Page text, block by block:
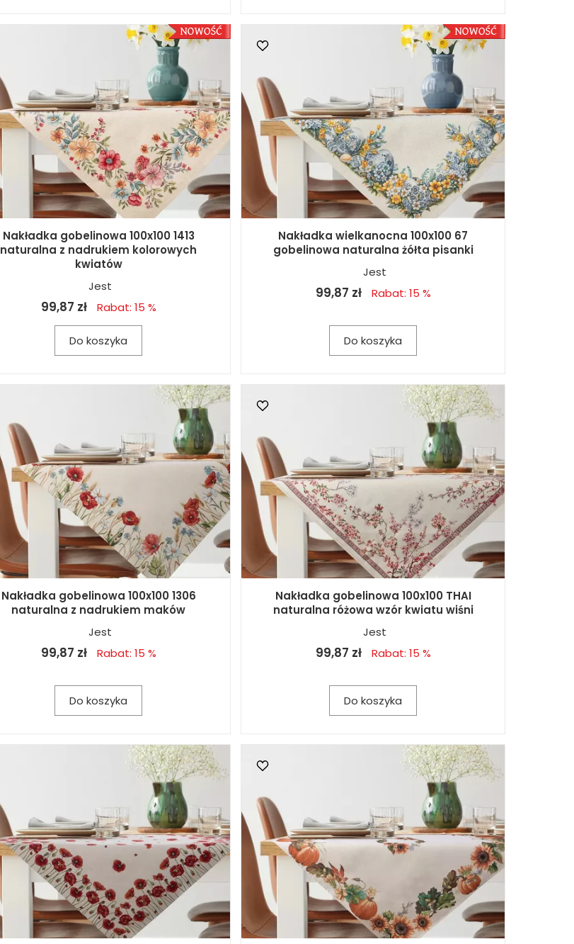
Nakładka gobelinowa 100x100 1413
naturalna z nadrukiem kolorowych
kwiatów
Jest
99,87 zł Rabat: 15 %
Do koszyka
Nakładka wielkanocna 100x100 67
gobelinowa naturalna żółta pisanki
Jest
99,87 zł Rabat: 15 %
Do koszyka
Nakładka gobelinowa 100x100 1306
naturalna z nadrukiem maków
Jest
99,87 zł Rabat: 15 %
Do koszyka
Nakładka gobelinowa 100x100 THAI
naturalna różowa wzór kwiatu wiśni
Jest
99,87 zł Rabat: 15 %
Do koszyka